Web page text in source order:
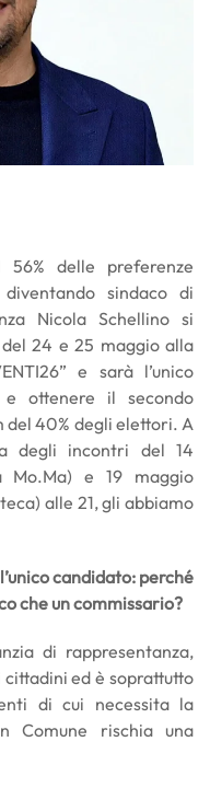
delle preferenze
sindaco di
Nicola Schellino si
24 e 25 maggio alla
e sarà l’unico
ottenere il secondo
del 40% degli elettori. A
degli incontri del 14
Mo.Ma) e 19 maggio
alle 21, gli abbiamo
candidato: perché
che un commissario?
di rappresentanza,
ed è soprattutto
di cui necessita la
Comune rischia una